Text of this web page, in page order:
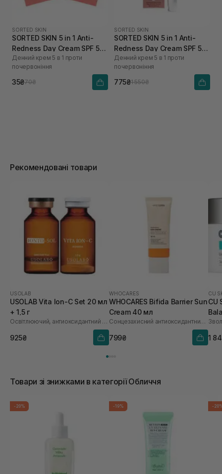
SORTED SKIN
SORTED SKIN 5 in 1 Anti-
Redness Day Cream SPF 50
2 мл
Денний крем 5 в 1 проти
почервоніння
35₴70₴
SORTED SKIN
SORTED SKIN 5 in 1 Anti-
Redness Day Cream SPF 50
30 мл
Денний крем 5 в 1 проти
почервоніння
775₴1 550₴
Рекомендовані товари
USOLAB
USOLAB Vita Ion-C Set 20 мл
+ 1,5 г
Освітлюючий, антиоксидантний та омолоджуючий набір
925₴
WHOCARES
WHOCARES Bifida Barrier Sun
Cream 40 мл
Сонцезахисний антиоксидантний крем
799₴
CU
CU
1
Товари зі знижками в категорії Обличчя
-20% -19% -